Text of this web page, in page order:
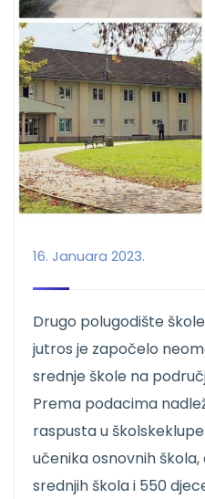
16. Januara 2023.
Drugo polugodište
jutros je započelo
srednje škole na
Prema podacima
raspusta u
učenika osnovnih
srednjih škola i 550